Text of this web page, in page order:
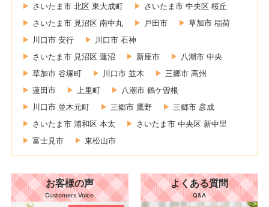
さいたま市 北区 東大成町
さいたま市 中央区 桜丘
さいたま市 見沼区 南中丸
戸田市
草加市 稲荷
川口市 安行
川口市 石神
さいたま市 見沼区 蓮沼
新座市
八潮市 中央
草加市 谷塚町
川口市 並木
三郷市 高州
蓮田市
上里町
八潮市 鶴ケ曽根
川口市 並木元町
三郷市 鷹野
三郷市 彦成
さいたま市 浦和区 本太
さいたま市 中央区 新中里
富士見市
東松山市
お客様の声
Customers Voice
よくある質問
Q&A